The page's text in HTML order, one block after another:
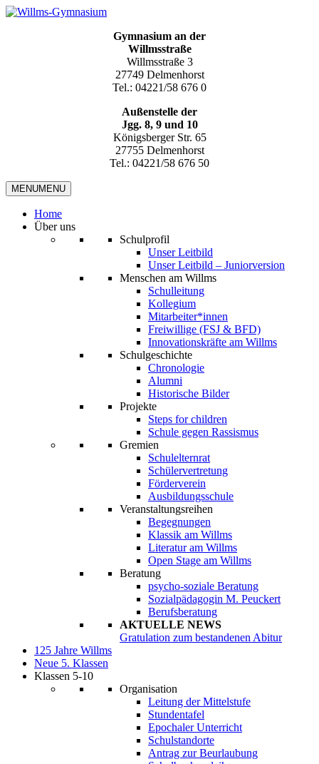
Gymnasium an der
Willmsstraße
Willmsstraße 3
27749 Delmenhorst
Tel.: 04221/58 676 0
Außenstelle der
Jgg. 8, 9 und 10
Königsberger Str. 65
27755 Delmenhorst
Tel.: 04221/58 676 50
MENUMENU
Home
Über uns
Schulprofil
Unser Leitbild
Unser Leitbild – Juniorversion
Menschen am Willms
Schulleitung
Kollegium
Mitarbeiter*innen
Freiwillige (FSJ & BFD)
Innovationskräfte am Willms
Schulgeschichte
Chronologie
Alumni
Historische Bilder
Projekte
Steps for children
Schule gegen Rassismus
Gremien
Schulelternrat
Schülervertretung
Förderverein
Ausbildungsschule
Veranstaltungsreihen
Begegnungen
Klassik am Willms
Literatur am Willms
Open Stage am Willms
Beratung
psycho-soziale Beratung
Sozialpädagogin M. Peuckert
Berufsberatung
AKTUELLE NEWS
Gratulation zum bestandenen Abitur
125 Jahre Willms
Neue 5. Klassen
Klassen 5-10
Organisation
Leitung der Mittelstufe
Stundentafel
Epochaler Unterricht
Schulstandorte
Antrag zur Beurlaubung